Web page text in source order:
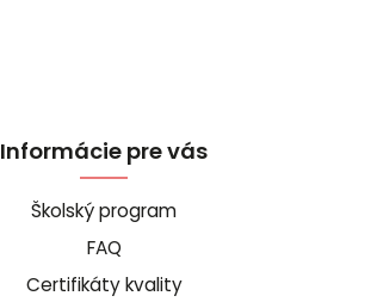
Informácie pre vás
Školský program
FAQ
Certifikáty kvality